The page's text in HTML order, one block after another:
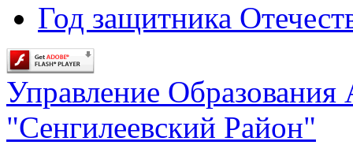
Год защитника
Управление
"Сенгилеевский Район"